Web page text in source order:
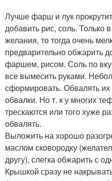
Лучше фарш и лук
добавить рис, соль. Только
желания, то тогда очень
предварительно обжарить
фаршем, рисом. Соль по
все вымесить руками.
сформировать. Обвалять их
обвалки. Но т. к у многих
трескаются или того хуже
обвалять.
Выложить на хорошо
маслом сковородку
другу), слегка обжарить с
Крышкой сразу не